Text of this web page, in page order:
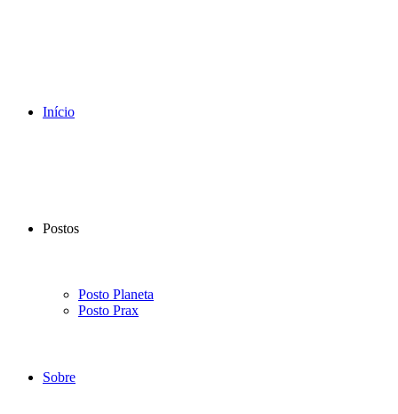
Início
Postos
Posto Planeta
Posto Prax
Sobre